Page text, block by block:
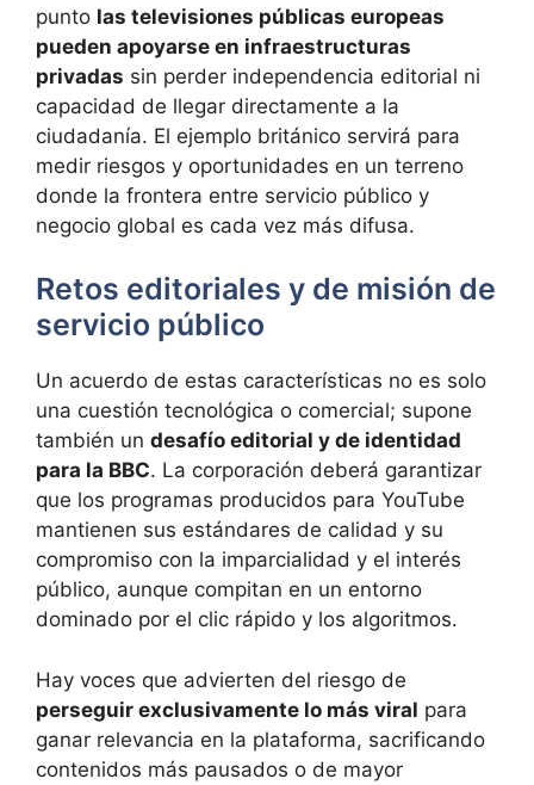
punto las televisiones públicas europeas
pueden apoyarse en infraestructuras
privadas sin perder independencia editorial ni
capacidad de llegar directamente a la
ciudadanía. El ejemplo británico servirá para
medir riesgos y oportunidades en un terreno
donde la frontera entre servicio público y
negocio global es cada vez más difusa.
Retos editoriales y de misión de
servicio público
Un acuerdo de estas características no es solo
una cuestión tecnológica o comercial; supone
también un desafío editorial y de identidad
para la BBC. La corporación deberá garantizar
que los programas producidos para YouTube
mantienen sus estándares de calidad y su
compromiso con la imparcialidad y el interés
público, aunque compitan en un entorno
dominado por el clic rápido y los algoritmos.
Hay voces que advierten del riesgo de
perseguir exclusivamente lo más viral para
ganar relevancia en la plataforma, sacrificando
contenidos más pausados o de mayor